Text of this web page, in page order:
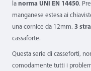
la norma UNI EN 14450.
manganese estesa ai
una cornice da 12mm. 3
cassaforte.
Questa serie di casseforti,
comodamente tutti i